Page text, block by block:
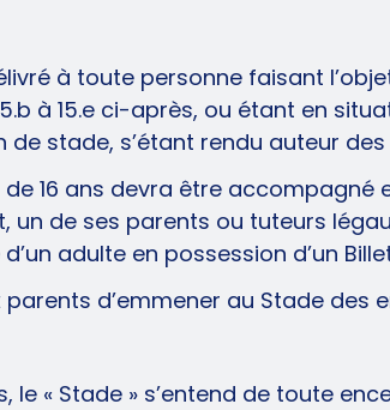
à toute personne faisant
à 15.e ci-après, ou étant en
de stade, s’étant rendu auteur
16 ans devra être accompagné
un de ses parents ou tuteurs
adulte en possession d’un
parents d’emmener au Stade des
le « Stade » s’entend de toute